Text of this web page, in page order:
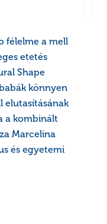
félelme a mell
etetés
Shape
könnyen
elutasításának
a kombinált
Marcelina
és egyetemi